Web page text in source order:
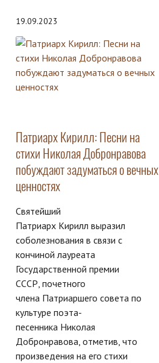
19.09.2023
Патриарх Кирилл: Песни на
стихи Николая Добронравова
побуждают задуматься о вечных
ценностях
Святейший
Патриарх Кирилл выразил
соболезнования в связи с
кончиной лауреата
Государственной премии
СССР, почетного
члена Патриаршего совета по
культуре поэта-
песенника Николая
Добронравова, отметив, что
произведения на его стихи